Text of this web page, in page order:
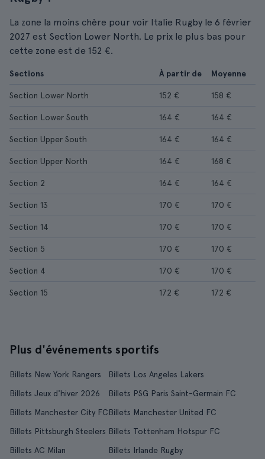
La zone la moins chère pour voir Italie Rugby le 6 février
2027 est Section Lower North. Le prix le plus bas pour
cette zone est de 152 €.
Sections À partir de Moyenne
Section Lower North 152 € 158 €
Section Lower South 164 € 164 €
Section Upper South 164 € 164 €
Section Upper North 164 € 168 €
Section 2 164 € 164 €
Section 13 170 € 170 €
Section 14 170 € 170 €
Section 5 170 € 170 €
Section 4 170 € 170 €
Section 15 172 € 172 €
Plus d'événements sportifs
Billets New York Rangers
Billets Los Angeles Lakers
Billets Jeux d'hiver 2026
Billets PSG Paris Saint-Germain FC
Billets Manchester City FCBillets Manchester United FC
Billets Pittsburgh Steelers Billets Tottenham Hotspur FC
Billets AC Milan
Billets Irlande Rugby